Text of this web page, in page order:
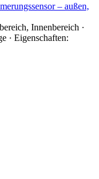
– außen,
Innenbereich ·
· Eigenschaften: